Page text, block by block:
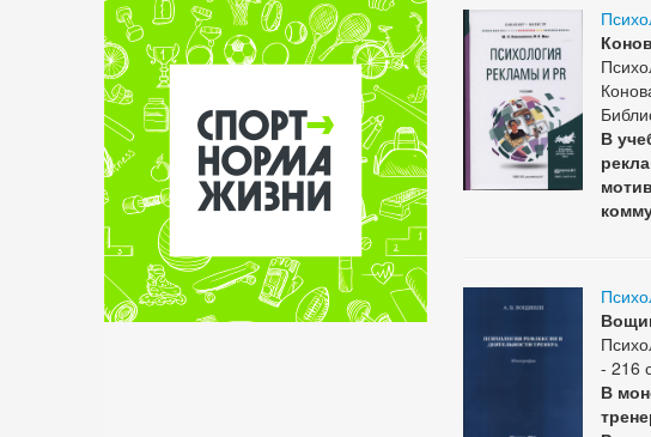
В
- 216
В